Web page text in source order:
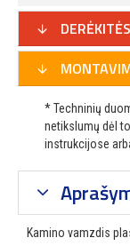
* Techninių
netikslumų dėl
instrukcijose
Kamino vamzdis